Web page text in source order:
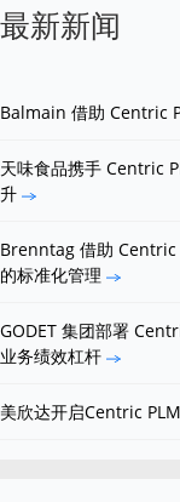
最新新闻
Balmain 借助 Centric
天味食品携手 Centric
升
Brenntag 借助 Centric
的标准化管理
GODET 集团部署
业务绩效杠杆
美欣达开启Centric